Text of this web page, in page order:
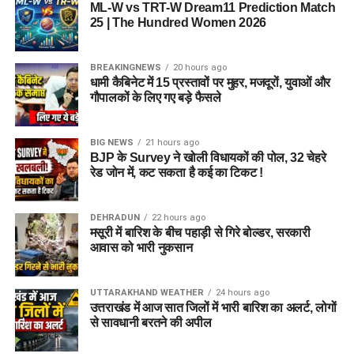
ML-W vs TRT-W Dream11 Prediction Match
25 | The Hundred Women 2026
BREAKINGNEWS 20 hours ago
धामी कैबिनेट में 15 प्रस्तावों पर मुहर, मजदूरों, युवाओं और
गौपालकों के लिए गए बड़े फैसले
BIG NEWS 21 hours ago
BJP के Survey ने खोली विधायकों की पोल, 32 चेहरे
रेड जोन में, कट सकता है कई का टिकट !
DEHRADUN 22 hours ago
मसूरी में बारिश के बीच पहाड़ी से गिरे बोल्डर, सरकारी
आवास को भारी नुकसान
UTTARAKHAND WEATHER 24 hours ago
उत्तराखंड में आज सात जिलों में भारी बारिश का अलर्ट, लोगों
से सावधानी बरतने की अपील